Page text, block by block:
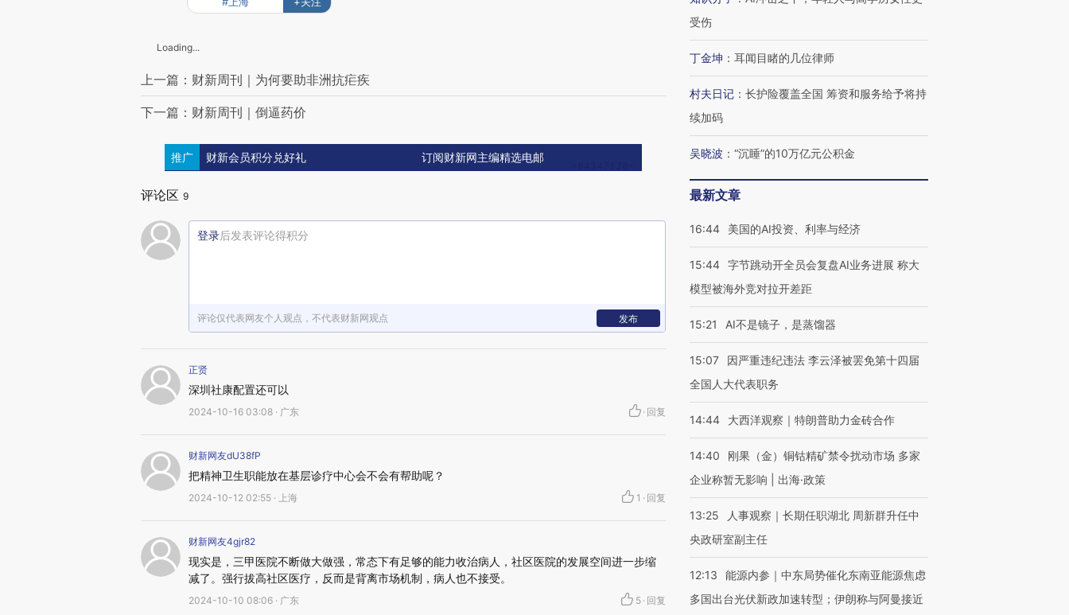
Loading...
上一篇：财新周刊｜为何要助非洲抗疟疾
下一篇：财新周刊｜倒逼药价
推广 财新会员积分兑好礼 订阅财新网主编精选电邮
评论区 9
登录后发表评论得积分
评论仅代表网友个人观点，不代表财新网观点 发布
正贤
深圳社康配置还可以
2024-10-16 03:08 · 广东 · 回复
财新网友dU38fP
把精神卫生职能放在基层诊疗中心会不会有帮助呢？
2024-10-12 02:55 · 上海 1 · 回复
财新网友4gjr82
现实是，三甲医院不断做大做强，常态下有足够的能力收治病人，社区医院的发展空间进一步缩
减了。强行拔高社区医疗，反而是背离市场机制，病人也不接受。
2024-10-10 08:06 · 广东 5 · 回复
受伤
丁金坤 ： 耳闻目睹的几位律师
村夫日记 ： 长护险覆盖全国 筹资和服务给予将持
续加码
吴晓波 ： “沉睡”的10万亿元公积金
最新文章
16:44 美国的AI投资、利率与经济
15:44 字节跳动开全员会复盘AI业务进展 称大
模型被海外竞对拉开差距
15:21 AI不是镜子，是蒸馏器
15:07
因严重违纪违法 李云泽被罢免第十四届
全国人大代表职务
14:44 大西洋观察｜特朗普助力金砖合作
14:40
刚果（金）铜钴精矿禁令扰动市场 多家
企业称暂无影响 | 出海·政策
13:25
人事观察｜长期任职湖北 周新群升任中
央政研室副主任
12:13
能源内参｜中东局势催化东南亚能源焦虑
多国出台光伏新政加速转型；伊朗称与阿曼接近